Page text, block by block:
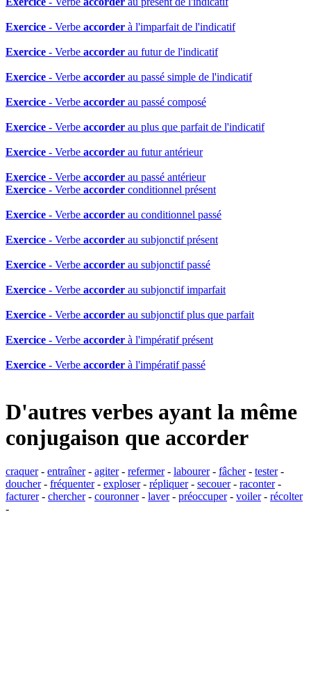
Exercice - Verbe accorder à l'imparfait de l'indicatif
Exercice - Verbe accorder au futur de l'indicatif
Exercice - Verbe accorder au passé simple de l'indicatif
Exercice - Verbe accorder au passé composé
Exercice - Verbe accorder au plus que parfait de l'indicatif
Exercice - Verbe accorder au futur antérieur
Exercice - Verbe accorder au passé antérieur
Exercice - Verbe accorder conditionnel présent
Exercice - Verbe accorder au conditionnel passé
Exercice - Verbe accorder au subjonctif présent
Exercice - Verbe accorder au subjonctif passé
Exercice - Verbe accorder au subjonctif imparfait
Exercice - Verbe accorder au subjonctif plus que parfait
Exercice - Verbe accorder à l'impératif présent
Exercice - Verbe accorder à l'impératif passé
D'autres verbes ayant la même
conjugaison que accorder
craquer- entraîner- agiter- refermer- labourer- fâcher- tester-
doucher- fréquenter- exploser- répliquer- secouer- raconter-
facturer- chercher- couronner- laver- préoccuper- voiler- récolter
-